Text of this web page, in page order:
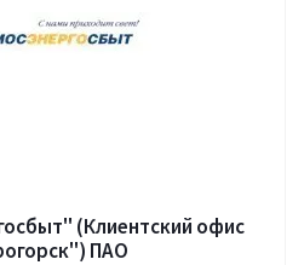
(Клиентский офис
ПАО